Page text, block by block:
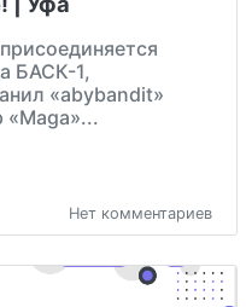
БАСК-1,
«abybandit»
Нет комментариев